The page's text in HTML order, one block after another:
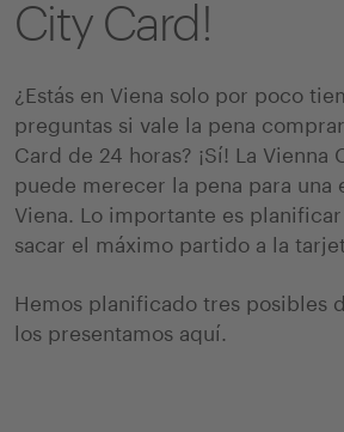
City Card!
¿Estás en Viena solo por poco
preguntas si vale la pena
Card de 24 horas? ¡Sí! La
puede merecer la pena para una
Viena. Lo importante es
sacar el máximo partido a la
Hemos planificado tres posibles
los presentamos aquí.